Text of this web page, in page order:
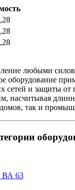
любыми
оборудование
сетей и защиты
насчитывая
так и
ВА 63